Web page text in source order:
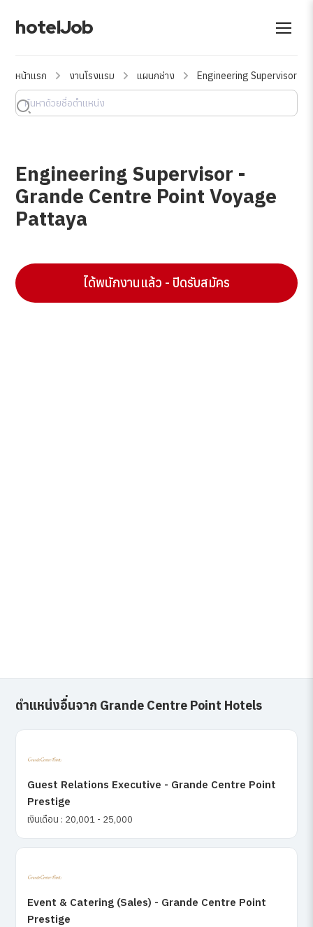
hotelJob
หน้าแรก งานโรงแรม แผนกช่าง Engineering Supervisor -
Engineering Supervisor -
Grande Centre Point Voyage
Pattaya
ได้พนักงานแล้ว - ปิดรับสมัคร
ตำแหน่งอื่นจาก Grande Centre Point Hotels
Guest Relations Executive - Grande Centre Point
Prestige
เงินเดือน : 20,001 - 25,000
Event & Catering (Sales) - Grande Centre Point
Prestige